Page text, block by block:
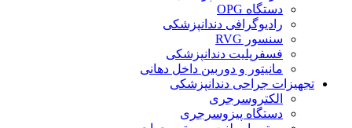
دستگاه OPG
رادیوگرافی دندانپزشکی
سنسور RVG
فسفرپلیت دندانپزشکی
مانیتور و دوربین داخل دهانی
تجهیزات جراحی دندانپزشکی
الکتروسرجری
دستگاه پیزوسرجری